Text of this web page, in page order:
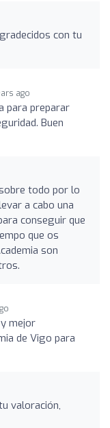
con tu
ago
para preparar
Buen
todo por lo
a cabo una
conseguir que
que os
son
mejor
de Vigo para
valoración,